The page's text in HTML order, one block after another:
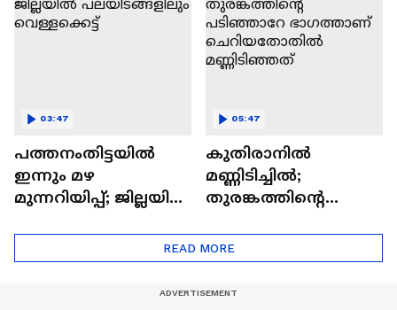
പത്തനംതിട്ടയിൽ
ഇന്നും മഴ
മുന്നറിയിപ്പ്; ജില്ലയിൽ
03:47
കുതിരാനിൽ
മണ്ണിടിച്ചിൽ;
തുരങ്കത്തിൻ്റെ
ഭാഗത്താണ്
ചെറിയതോതിൽ
05:47
READ MORE